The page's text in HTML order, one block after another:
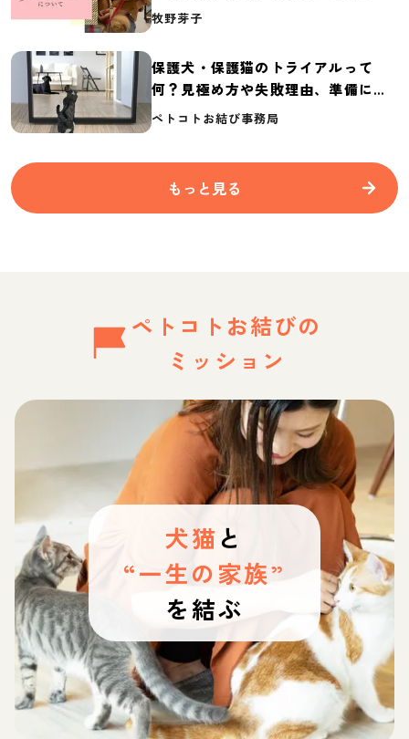
介
牧野芽子
保護犬・保護猫のトライアルって
何？見極め方や失敗理由、準備に必
要なものを紹介
ペトコトお結び事務局
もっと見る
ペトコトお結びの
ミッション
犬猫 と
“一生の家族”
を結ぶ